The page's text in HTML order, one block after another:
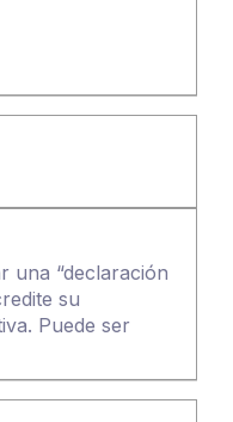
una “declaración
su
Puede ser